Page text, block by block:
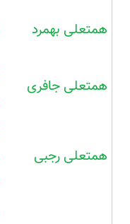
همتعلی بهمرد
همتعلی جافری
همتعلی رجبی